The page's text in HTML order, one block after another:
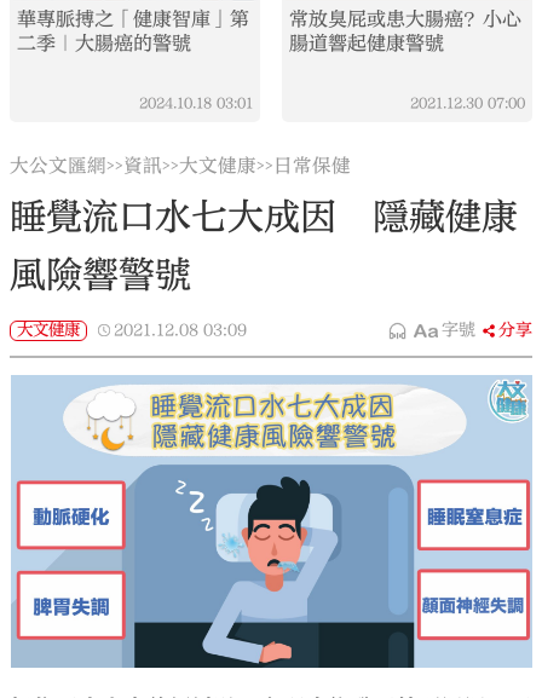
華專脈搏之「健康智庫」第
二季｜大腸癌的警號
2024.10.18 03:01
常放臭屁或患大腸癌？小心
腸道響起健康警號
2021.12.30 07:00
大公文匯網>>資訊>>大文健康>> 日常保健
睡覺流口水七大成因 隱藏健康
風險響警號
大文健康 2021.12.08 03:09 字號 分享